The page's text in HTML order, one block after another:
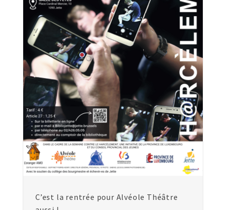
C’est la rentrée pour Alvéole Théâtre